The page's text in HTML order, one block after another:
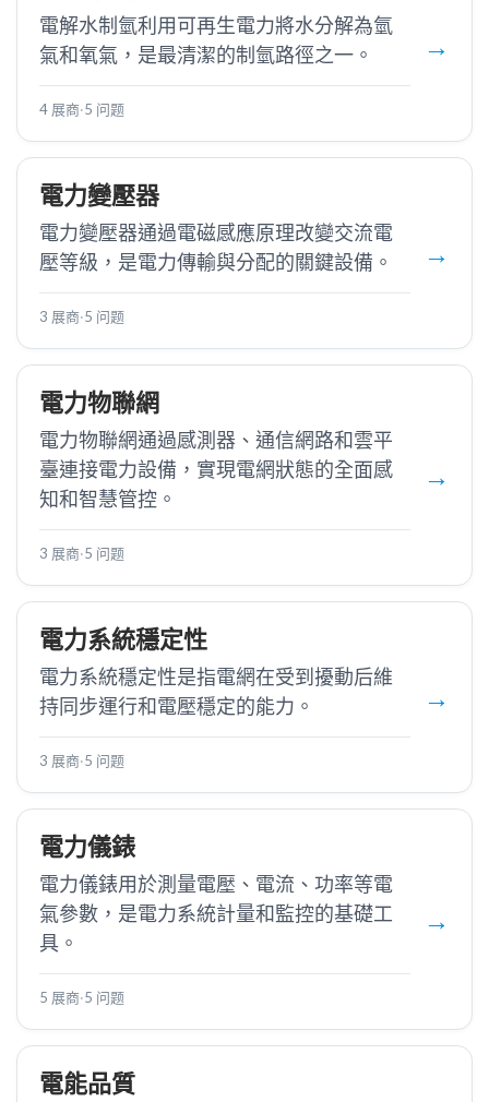
電解水制氫利用可再生電力將水分解為氫
氣和氧氣，是最清潔的制氫路徑之一。
4 展商·5 问题
電力變壓器
電力變壓器通過電磁感應原理改變交流電
壓等級，是電力傳輸與分配的關鍵設備。
3 展商·5 问题
電力物聯網
電力物聯網通過感測器、通信網路和雲平
臺連接電力設備，實現電網狀態的全面感
知和智慧管控。
3 展商·5 问题
電力系統穩定性
電力系統穩定性是指電網在受到擾動后維
持同步運行和電壓穩定的能力。
3 展商·5 问题
電力儀錶
電力儀錶用於測量電壓、電流、功率等電
氣參數，是電力系統計量和監控的基礎工
具。
5 展商·5 问题
電能品質